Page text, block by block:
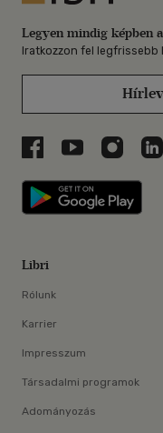
Legyen mindig képben
Iratkozzon fel legfrissebb
Libri a Facebookon
Libri aLibri
Libri
Rólunk
Karrier
Impresszum
Társadalmi programok
Adományozás